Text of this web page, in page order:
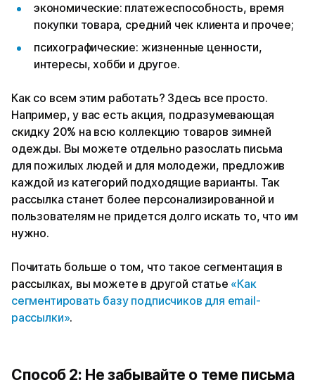
экономические: платежеспособность, время
покупки товара, средний чек клиента и прочее;
психографические: жизненные ценности,
интересы, хобби и другое.
Как со всем этим работать? Здесь все просто.
Например, у вас есть акция, подразумевающая
скидку 20% на всю коллекцию товаров зимней
одежды. Вы можете отдельно разослать письма
для пожилых людей и для молодежи, предложив
каждой из категорий подходящие варианты. Так
рассылка станет более персонализированной и
пользователям не придется долго искать то, что им
нужно.
Почитать больше о том, что такое сегментация в
рассылках, вы можете в другой статье «Как
сегментировать базу подписчиков для email-
рассылки».
Способ 2: Не забывайте о теме письма